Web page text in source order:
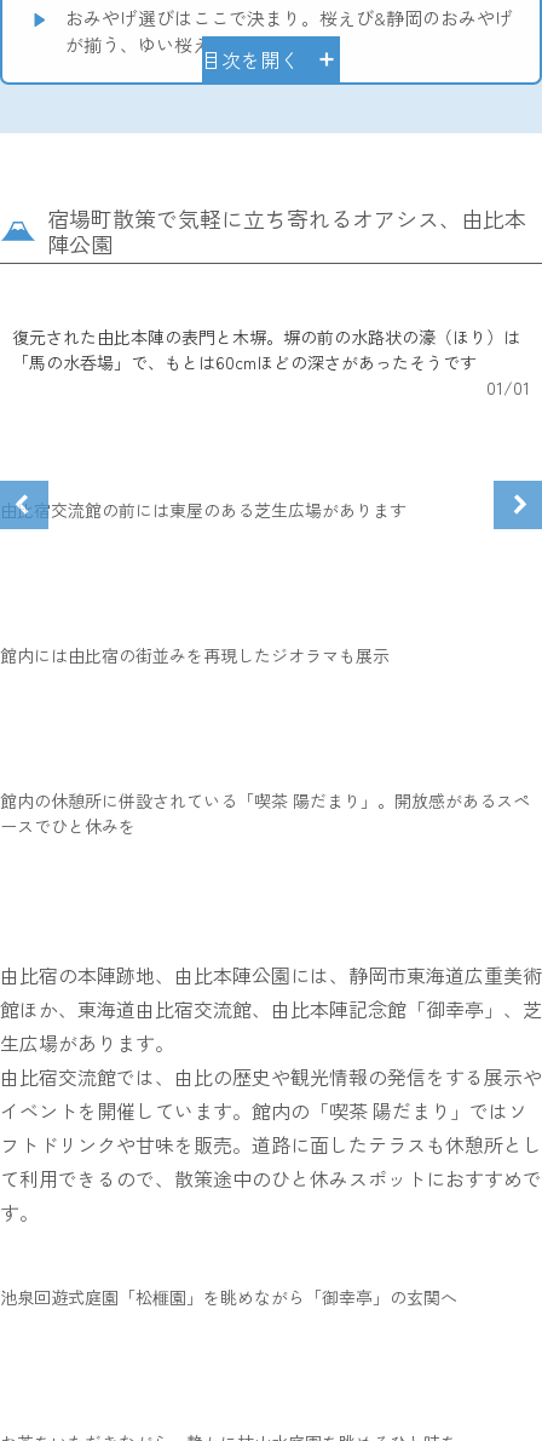
目次を開く
おみやげ選びはここで決まり。桜えび&静岡のおみやげ
が揃う、ゆい桜えび館
宿場町散策で気軽に立ち寄れるオアシス、由比本
陣公園
復元された由比本陣の表門と木塀。塀の前の水路状の濠（ほり）は
「馬の水呑場」で、もとは60cmほどの深さがあったそうです
01/01
由比宿交流館の前には東屋のある芝生広場があります
館内には由比宿の街並みを再現したジオラマも展示
館内の休憩所に併設されている「喫茶 陽だまり」。開放感があるスペ
ースでひと休みを
由比宿の本陣跡地、由比本陣公園には、静岡市東海道広重美術
館ほか、東海道由比宿交流館、由比本陣記念館「御幸亭」、芝
生広場があります。
由比宿交流館では、由比の歴史や観光情報の発信をする展示や
イベントを開催しています。館内の「喫茶 陽だまり」ではソ
フトドリンクや甘味を販売。道路に面したテラスも休憩所とし
て利用できるので、散策途中のひと休みスポットにおすすめで
す。
池泉回遊式庭園「松榧園」を眺めながら「御幸亭」の玄関へ